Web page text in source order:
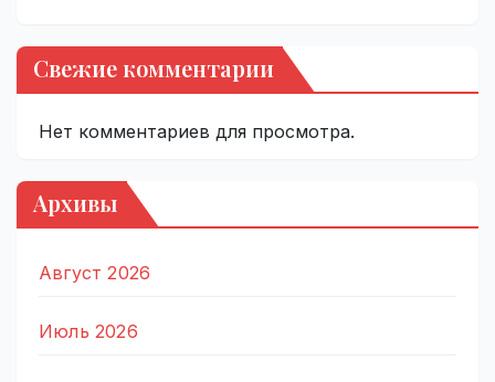
Свежие комментарии
Нет комментариев для просмотра.
Архивы
Август 2026
Июль 2026